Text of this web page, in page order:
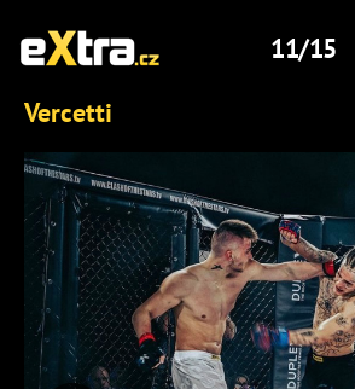
11/15
Vercetti